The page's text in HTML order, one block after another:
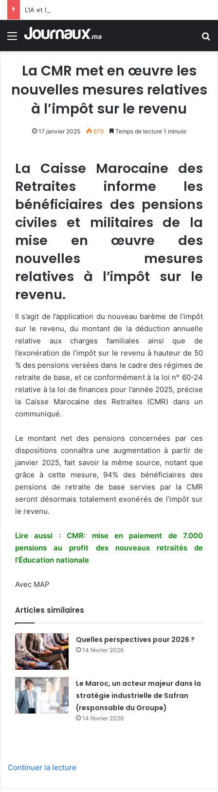
Menu
La CMR met en œuvre les
nouvelles mesures relatives
à l’impôt sur le revenu
17 janvier 2025 679 Temps de lecture 1 minute
La Caisse Marocaine des
Retraites informe les
bénéficiaires des pensions
civiles et militaires de la
mise en œuvre des
nouvelles mesures
relatives à l’impôt sur le
revenu.
Il s’agit de l’application du nouveau barème de l’impôt
sur le revenu, du montant de la déduction annuelle
relative aux charges familiales ainsi que de
l’exonération de l’impôt sur le revenu à hauteur de 50
% des pensions versées dans le cadre des régimes de
retraite de base, et ce conformément à la loi n° 60-24
relative à la loi de finances pour l’année 2025, précise
la Caisse Marocaine des Retraites (CMR) dans un
communiqué.
Le montant net des pensions concernées par ces
dispositions connaîtra une augmentation à partir de
janvier 2025, fait savoir la même source, notant que
grâce à cette mesure, 94% des bénéficiaires des
pensions de retraite de base servies par la CMR
seront désormais totalement exonérés de l’impôt sur
le revenu.
Lire aussi :CMR: mise en paiement de 7.000
pensions au profit des nouveaux retraités de
l’Éducation nationale
Avec MAP
Articles similaires
Quelles perspectives pour 2026 ?
14 février 2026
Le Maroc, un acteur majeur dans la
stratégie industrielle de Safran
(responsable du Groupe)
14 février 2026
Continuer la lecture